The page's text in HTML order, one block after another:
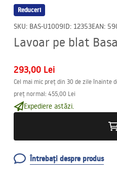
Reduceri
SKU: BAS-U1009ID: 12353EAN:
Lavoar pe blat
293,00 Lei
Cel mai mic preț din 30 de zile înainte
preț normal: 455,00 Lei
Expediere astăzi.
Întrebați despre produs